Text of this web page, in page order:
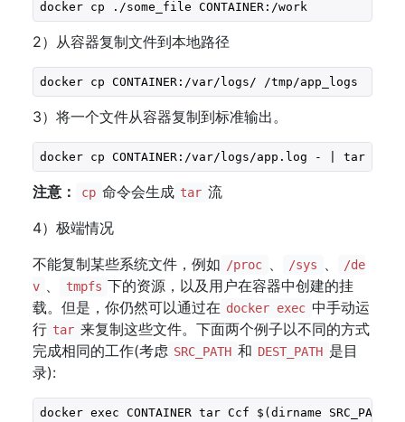
docker cp ./some_file CONTAINER:/work
2）从容器复制文件到本地路径
docker cp CONTAINER:/var/logs/ /tmp/app_logs
3）将一个文件从容器复制到标准输出。
docker cp CONTAINER:/var/logs/app.log - | tar x -O
注意： cp 命令会生成 tar 流
4）极端情况
不能复制某些系统文件，例如 /proc 、 /sys 、
/de
v 、 tmpfs 下的资源，以及用户在容器中创建的挂
载。但是，你仍然可以通过在 docker exec 中手动运
行 tar 来复制这些文件。下面两个例子以不同的方式
完成相同的工作(考虑 SRC_PATH 和 DEST_PATH 是目
录):
docker exec CONTAINER tar Ccf $(dirname